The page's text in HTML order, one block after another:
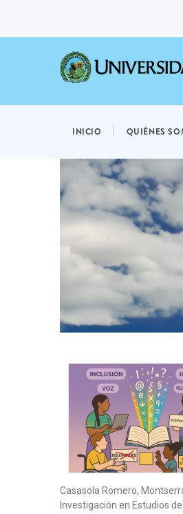
NAVIGATION
INICIO QUIÉNES
Casasola Romero,
Investigación en Estudios